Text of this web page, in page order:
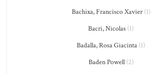
Bachixa, Francisco Xavier(1)
Bacri, Nicolas (1)
Badalla, Rosa Giacinta (1)
Baden Powell(2)